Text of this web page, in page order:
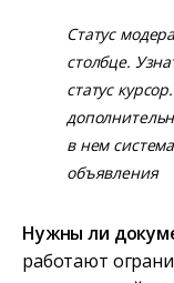
Статус
столбце.
статус
в нем
объявления
Нужны ли
работают